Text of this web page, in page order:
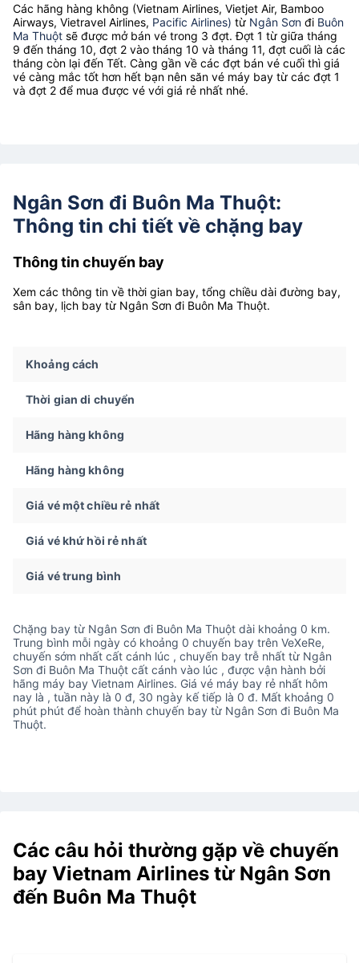
Các hãng hàng không (Vietnam Airlines, Vietjet Air, Bamboo
Airways, Vietravel Airlines, Pacific Airlines) từ Ngân Sơn đi Buôn
Ma Thuột sẽ được mở bán vé trong 3 đợt. Đợt 1 từ giữa tháng
9 đến tháng 10, đợt 2 vào tháng 10 và tháng 11, đợt cuối là các
tháng còn lại đến Tết. Càng gần về các đợt bán vé cuối thì giá
vé càng mắc tốt hơn hết bạn nên săn vé máy bay từ các đợt 1
và đợt 2 để mua được vé với giá rẻ nhất nhé.
Ngân Sơn đi Buôn Ma Thuột:
Thông tin chi tiết về chặng bay
Thông tin chuyến bay
Xem các thông tin về thời gian bay, tổng chiều dài đường bay,
sân bay, lịch bay từ Ngân Sơn đi Buôn Ma Thuột.
Khoảng cách
Thời gian di chuyển
Hãng hàng không
Hãng hàng không
Giá vé một chiều rẻ nhất
Giá vé khứ hồi rẻ nhất
Giá vé trung bình
Chặng bay từ Ngân Sơn đi Buôn Ma Thuột dài khoảng 0 km.
Trung bình mỗi ngày có khoảng 0 chuyến bay trên VeXeRe,
chuyến sớm nhất cất cánh lúc , chuyến bay trễ nhất từ Ngân
Sơn đi Buôn Ma Thuột cất cánh vào lúc , được vận hành bởi
hãng máy bay Vietnam Airlines. Giá vé máy bay rẻ nhất hôm
nay là , tuần này là 0 đ, 30 ngày kế tiếp là 0 đ. Mất khoảng 0
phút phút để hoàn thành chuyến bay từ Ngân Sơn đi Buôn Ma
Thuột.
Các câu hỏi thường gặp về chuyến
bay Vietnam Airlines từ Ngân Sơn
đến Buôn Ma Thuột